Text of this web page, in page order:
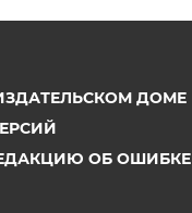
ДОМЕ
ОБ ОШИБКЕ